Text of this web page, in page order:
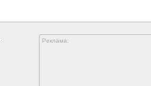
Реклама: